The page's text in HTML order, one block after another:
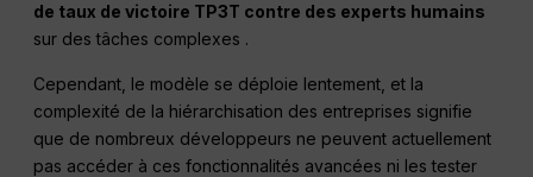
de taux de victoire TP3T contre des experts humains
sur des tâches complexes .
Cependant, le modèle se déploie lentement, et la
complexité de la hiérarchisation des entreprises signifie
que de nombreux développeurs ne peuvent actuellement
pas accéder à ces fonctionnalités avancées ni les tester